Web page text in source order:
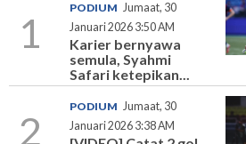
1
PODIUM Jumaat, 30
Januari 2026 3:50 AM
Karier bernyawa
semula, Syahmi
Safari ketepikan...
2
PODIUM Jumaat, 30
Januari 2026 3:38 AM